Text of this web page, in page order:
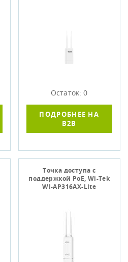
Остаток: 0
ПОДРОБНЕЕ НА
B2B
Точка доступа c
поддержкой PoE, Wi-Tek
WI-AP316AX-Lite